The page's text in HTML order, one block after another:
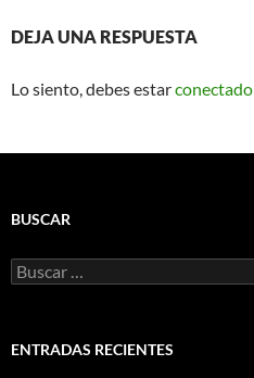
DEJA UNA RESPUESTA
Lo siento, debes estarconectado
BUSCAR
Buscar:
ENTRADAS RECIENTES